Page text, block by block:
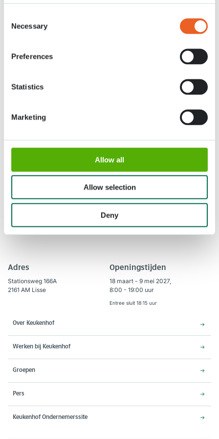
Selection
Necessary
Preferences
Statistics
Marketing
Allow all
Allow selection
Deny
wereld. Waar in het voorjaar alle tulpen weer in bloei staan!
Adres
Stationsweg 166A
2161 AM Lisse
Openingstijden
18 maart - 9 mei 2027,
8:00 - 19:00 uur
Entree sluit 18:15 uur
Over Keukenhof
Werken bij Keukenhof
Groepen
Pers
Keukenhof Ondernemerssite